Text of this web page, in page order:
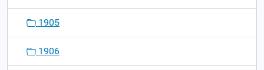
1905
1906